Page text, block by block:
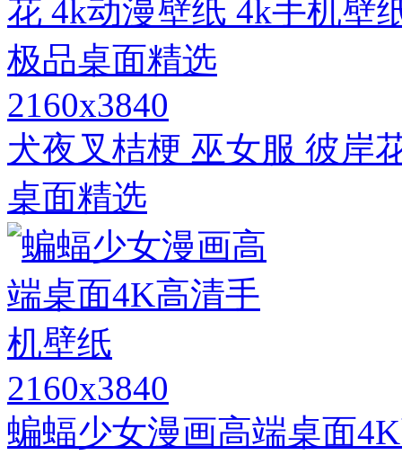
2160x3840
犬夜叉桔梗 巫女服 彼岸
桌面精选
2160x3840
蝙蝠少女漫画高端桌面